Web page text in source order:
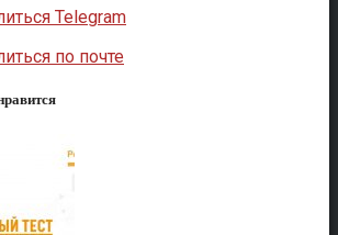
Telegram
по почте